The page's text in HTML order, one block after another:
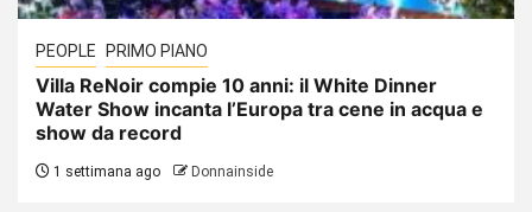
PEOPLE PRIMO PIANO
Villa ReNoir compie 10 anni: il White Dinner
Water Show incanta l’Europa tra cene in acqua e
show da record
1 settimana ago Donnainside